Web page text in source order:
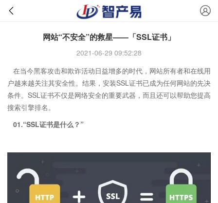
网站“不安全”的救星——「SSL证书」
2021-06-29 09:52:28
在当今黑客攻击和欺诈活动日益增多的时代，网站所有者和在线用
户越来越关注其安全性。结果，安装SSL证书已成为任何网站的先决
条件。SSL证书不仅是网络安全的重要武器，而且还可以帮助您提高
搜索引擎排名。
01.“SSL证书是什么？”